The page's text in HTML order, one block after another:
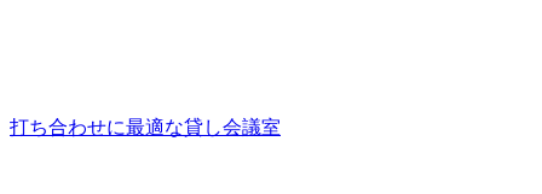
打ち合わせに最適な貸し会議室